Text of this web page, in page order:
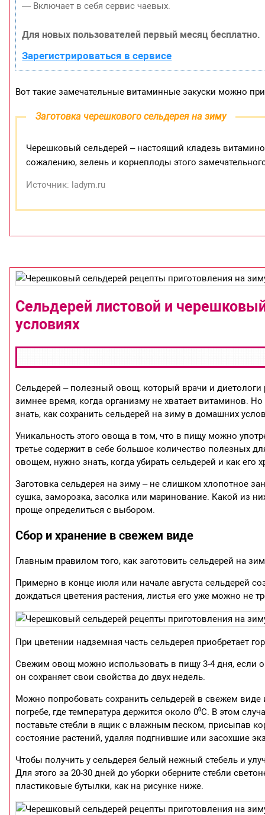
— Включает в себя сервис чаевых.
Для новых пользователей первый месяц бесплатно.
Зарегистрироваться в сервисе
Вот такие замечательные витаминные закуски можно
Заготовка черешкового сельдерея на зиму
Черешковый сельдерей – настоящий кладезь
сожалению, зелень и корнеплоды этого
Источник: ladym.ru
Сельдерей листовой и
условиях
Сельдерей – полезный овощ, который врачи и
зимнее время, когда организму не хватает витаминов.
знать, как сохранить сельдерей на зиму в домашних
Уникальность этого овоща в том, что в пищу можно
третье содержит в себе большое количество полезных
овощем, нужно знать, когда убирать сельдерей и как
Заготовка сельдерея на зиму – не слишком хлопотное
сушка, заморозка, засолка или маринование. Какой из
проще определиться с выбором.
Сбор и хранение в свежем виде
Главным правилом того, как заготовить сельдерей на
Примерно в конце июля или начале августа сельдерей
дождаться цветения растения, листья его уже можно не
При цветении надземная часть сельдерея приобретает
Свежим овощ можно использовать в пищу 3-4 дня, если
он сохраняет свои свойства до двух недель.
Можно попробовать сохранить сельдерей в свежем
погребе, где температура держится около 0⁰С. В этом
поставьте стебли в ящик с влажным песком, присыпав
состояние растений, удаляя подгнившие или засохшие
Чтобы получить у сельдерея белый нежный стебель и
Для этого за 20-30 дней до уборки оберните стебли
пластиковые бутылки, как на рисунке ниже.